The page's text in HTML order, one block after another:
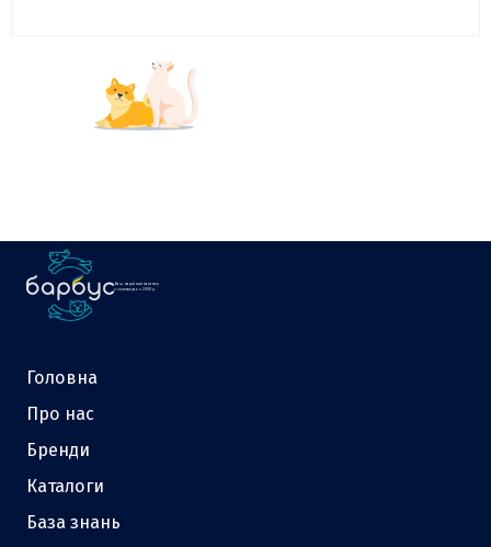
Ваш надійний партнер
у зоотоварах з 2000 р.
Головна
Про нас
Бренди
Каталоги
База знань